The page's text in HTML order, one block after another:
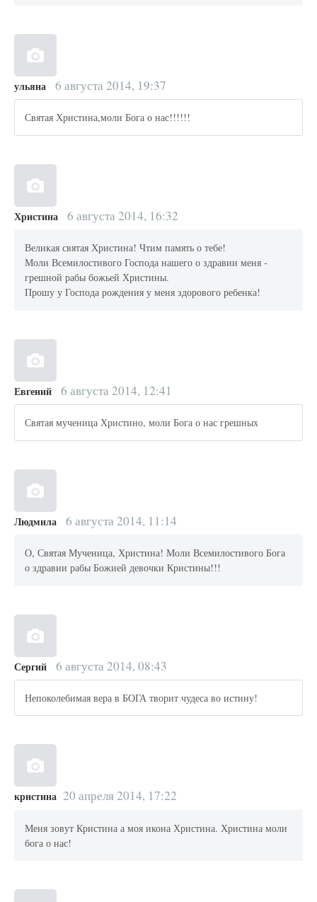
ульяна 6 августа 2014, 19:37
Святая Христина,моли Бога о нас!!!!!!
Христина 6 августа 2014, 16:32
Великая святая Христина! Чтим память о тебе!
Моли Всемилостивого Господа нашего о здравии меня -
грешной рабы божьей Христины.
Прошу у Господа рождения у меня здорового ребенка!
Евгений 6 августа 2014, 12:41
Святая мученица Христино, моли Бога о нас грешных
Людмила 6 августа 2014, 11:14
О, Святая Мученица, Христина! Моли Всемилостивого Бога
о здравии рабы Божией девочки Кристины!!!
Сергий 6 августа 2014, 08:43
Непоколебимая вера в БОГА творит чудеса во истину!
кристина 20 апреля 2014, 17:22
Меня зовут Кристина а моя икона Христина. Христина моли
бога о нас!